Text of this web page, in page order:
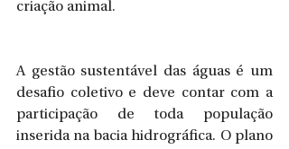
criação animal.
A gestão sustentável das águas é um
desafio coletivo e deve contar com a
participação de toda população
inserida na bacia hidrográfica. O plano